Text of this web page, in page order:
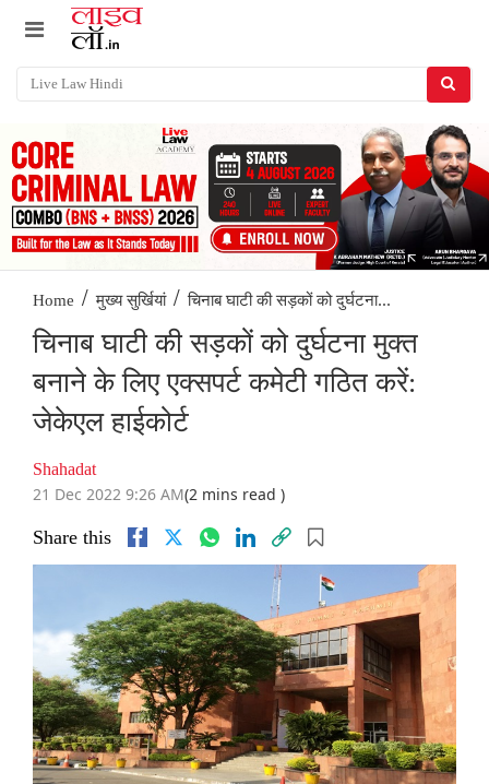
Home / मुख्य सुर्खियां / चिनाब घाटी की सड़कों को दुर्घटना...
चिनाब घाटी की सड़कों को दुर्घटना मुक्त
बनाने के लिए एक्सपर्ट कमेटी गठित करें:
जेकेएल हाईकोर्ट
Shahadat
21 Dec 2022 9:26 AM(2 mins read )
Share this